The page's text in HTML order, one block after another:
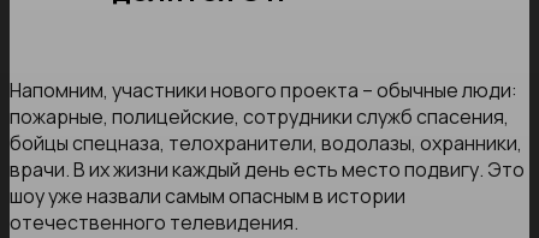
Напомним, участники нового проекта – обычные люди:
пожарные, полицейские, сотрудники служб спасения,
бойцы спецназа, телохранители, водолазы, охранники,
врачи. В их жизни каждый день есть место подвигу. Это
шоу уже назвали самым опасным в истории
отечественного телевидения.